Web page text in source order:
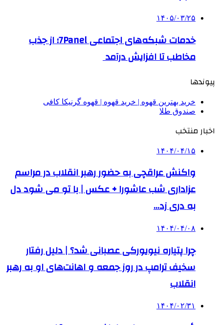
۱۴۰۵/۰۳/۲۵
خدمات شبکه‌های اجتماعی 7Panel؛ از جذب
مخاطب تا افزایش درآمد
پیوندها
خرید بهترین قهوه | خرید قهوه | قهوه گرنیکا کافی
صندوق طلا
اخبار منتخب
۱۴۰۴/۰۴/۱۵
واکنش عراقچی به حضور رهبر انقلاب در مراسم
عزاداری شب عاشورا + عکس | با تو می شود دل
به دری زد…
۱۴۰۴/۰۴/۰۸
چرا پتیاره نیویورکی عصبانی شد؟ | دلیل رفتار
سخیف ترامپ در روز جمعه و اهانت‌های او به رهبر
انقلاب
۱۴۰۴/۰۲/۳۱